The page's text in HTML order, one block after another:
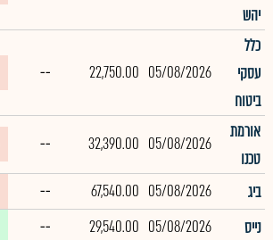
יהש
כלל
עסקי
ביטוח
05/08/2026
22,750.00
--
אורמת
טכנו
05/08/2026
32,390.00
--
ביג 05/08/2026
67,540.00
--
נייס
05/08/2026
29,540.00
--